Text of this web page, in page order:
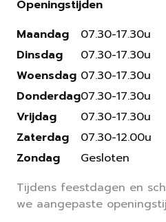
Openingstijden
Maandag
Dinsdag
Woensdag
Donderdag
Vrijdag
Zaterdag
Zondag
07.30-17.30u
07.30-17.30u
07.30-17.30u
07.30-17.30u
07.30-17.30u
07.30-12.00u
Gesloten
Tijdens feestdagen en
we aangepaste